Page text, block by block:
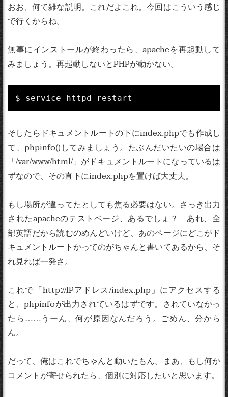
おお、何て雑な説明。これだよこれ。今回はこういう感じ
で行くからね。
無事にインストールが終わったら、apacheを再起動して
みましょう。再起動しないとPHPが動かない。
$ service httpd restart
そしたらドキュメントルートの下にindex.phpでも作成し
て、phpinfo()してみましょう。たぶんだいたいの場合は
「/var/www/html/」がドキュメントルートになっているは
ずなので、その直下にindex.phpを置けば大丈夫。
もし場所が違ってたとしても焦る必要はない。さっき出力
されたapacheのテストページ、あるでしょ？ あれ、全
部英語だから読むのめんどいけど、あのページにどこがド
キュメントルートかってのがちゃんと書いてあるから、そ
れ見れば一発さ。
これで「http://IPアドレス/index.php」にアクセスする
と、phpinfoが出力されているはずです。されていなかっ
たら……うーん、何が原因なんだろう。ごめん、分から
ん。
だって、俺はこれでちゃんと動いたもん。まあ、もし何か
コメントが寄せられたら、個別に対応したいと思います。